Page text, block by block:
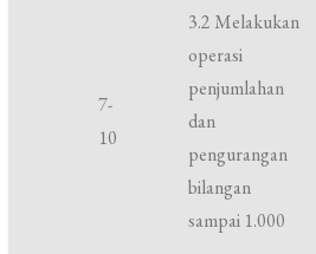
7-
10
3.2 Melakukan
operasi
penjumlahan
dan
pengurangan
bilangan
sampai 1.000